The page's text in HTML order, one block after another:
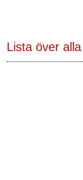
Lista över